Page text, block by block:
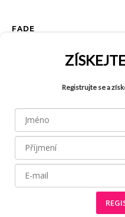
FADE
Blog
Všechny práva vyhrazena ©
Registrujte se a